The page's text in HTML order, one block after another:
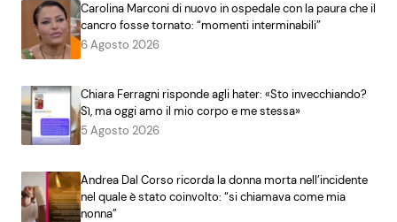
Carolina Marconi di nuovo in ospedale con la paura che il
cancro fosse tornato: “momenti interminabili”
6 Agosto 2026
Chiara Ferragni risponde agli hater: «Sto invecchiando?
Sì, ma oggi amo il mio corpo e me stessa»
5 Agosto 2026
Andrea Dal Corso ricorda la donna morta nell’incidente
nel quale è stato coinvolto: “si chiamava come mia
nonna”